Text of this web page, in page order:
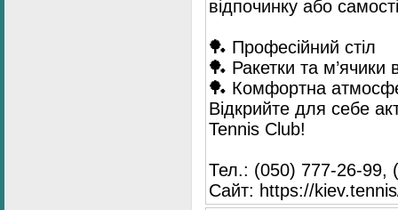
відпочинку або
🏓 Професійний стіл
🏓 Ракетки та м’ячики
🏓 Комфортна
Відкрийте для себе
Tennis Club!
Тел.: (050) 777-26-99,
Сайт: https://